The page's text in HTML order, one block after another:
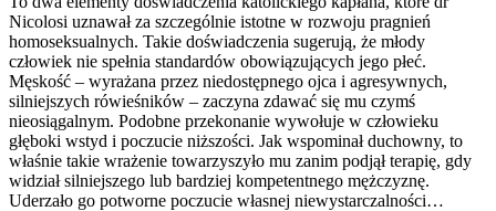
Nicolosi uznawał za szczególnie istotne w rozwoju pragnień
homoseksualnych. Takie doświadczenia sugerują, że młody
człowiek nie spełnia standardów obowiązujących jego płeć.
Męskość – wyrażana przez niedostępnego ojca i agresywnych,
silniejszych rówieśników – zaczyna zdawać się mu czymś
nieosiągalnym. Podobne przekonanie wywołuje w człowieku
głęboki wstyd i poczucie niższości. Jak wspominał duchowny, to
właśnie takie wrażenie towarzyszyło mu zanim podjął terapię, gdy
widział silniejszego lub bardziej kompetentnego mężczyznę.
Uderzało go potworne poczucie własnej niewystarczalności…